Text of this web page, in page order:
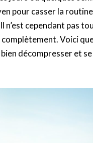
pour casser la
n’est cependant pas
Voici
décompresser et